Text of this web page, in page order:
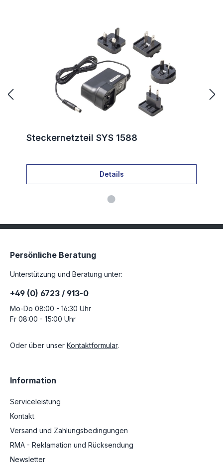
Steckernetzteil SYS 1588
Details
Persönliche Beratung
Unterstützung und Beratung unter:
+49 (0) 6723 / 913-0
Mo-Do 08:00 - 16:30 Uhr
Fr 08:00 - 15:00 Uhr
Oder über unser Kontaktformular.
Information
Serviceleistung
Kontakt
Versand und Zahlungsbedingungen
RMA - Reklamation und Rücksendung
Newsletter